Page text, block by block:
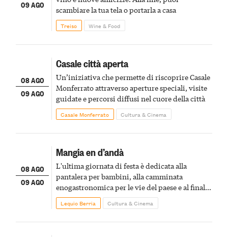
09 AGO
scambiare la tua tela o portarla a casa
Treiso Wine & Food
08 AGO
09 AGO
Casale città aperta
Un’iniziativa che permette di riscoprire Casale
Monferrato attraverso aperture speciali, visite
guidate e percorsi diffusi nel cuore della città
Casale Monferrato Cultura & Cinema
08 AGO
09 AGO
Mangia en d’andà
L'ultima giornata di festa è dedicata alla
pantalera per bambini, alla camminata
enogastronomica per le vie del paese e al finale
pirotecnico
Lequio Berria Cultura & Cinema